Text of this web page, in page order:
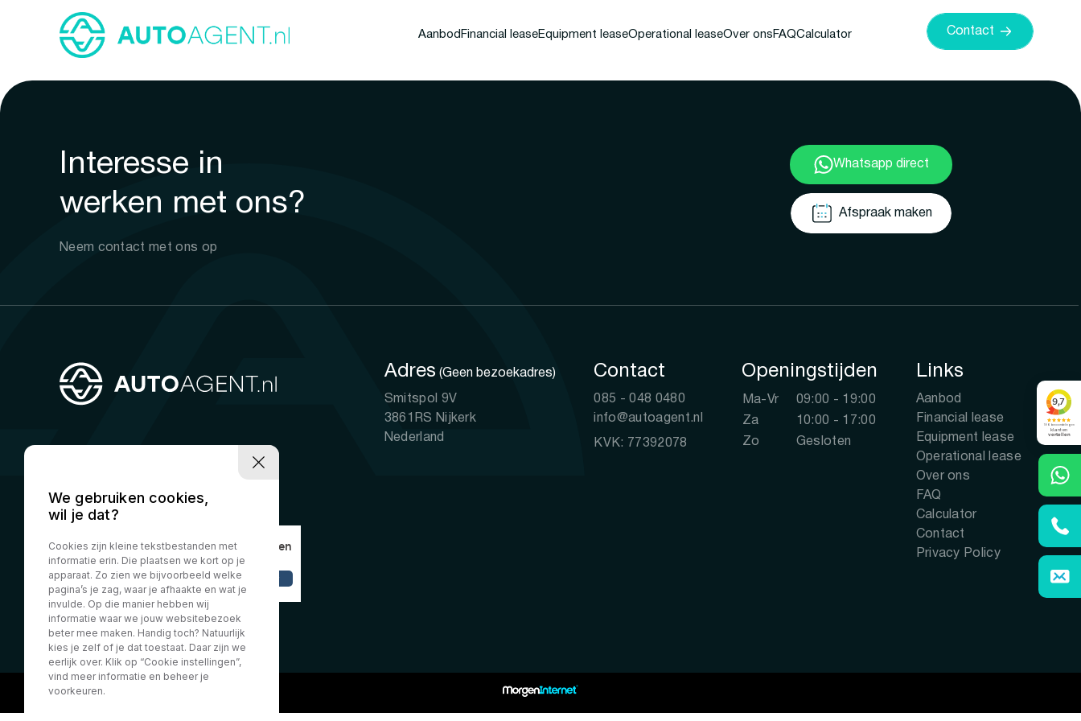
Aanbod Financial leaseEquipment leaseOperational leaseOver ons FAQCalculator Contact
Interesse in
werken met ons?
Neem contact met ons op
Whatsapp direct
Afspraak maken
Adres (Geen bezoekadres)
Smitspol 9V
3861RS Nijkerk
Nederland
Contact
085 - 048 0480
info@autoagent.nl
KVK: 77392078
Openingstijden
Ma-Vr
09:00 - 19:00
Za
10:00 - 17:00
Zo
Gesloten
Links
Aanbod
Financial lease
Equipment lease
Operational lease
Over ons
FAQ
Calculator
Contact
Privacy Policy
We gebruiken cookies,
wil je dat?
Cookies zijn kleine tekstbestanden met
informatie erin. Die plaatsen we kort op je
apparaat. Zo zien we bijvoorbeeld welke
pagina’s je zag, waar je afhaakte en wat je
invulde. Op die manier hebben wij
informatie waar we jouw websitebezoek
beter mee maken. Handig toch? Natuurlijk
kies je zelf of je dat toestaat. Daar zijn we
eerlijk over. Klik op “Cookie instellingen”,
vind meer informatie en beheer je
voorkeuren.